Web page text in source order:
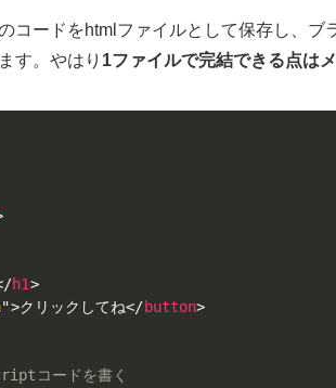
コードをhtmlファイルとして保存し、ブ
す。やはり 1ファイルで完結できる点は
h1>
">クリックしてね</button>
コードを書く